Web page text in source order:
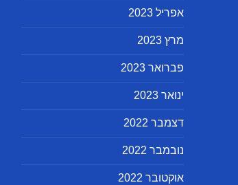
אפריל 2023
מרץ 2023
פברואר 2023
ינואר 2023
דצמבר 2022
נובמבר 2022
אוקטובר 2022